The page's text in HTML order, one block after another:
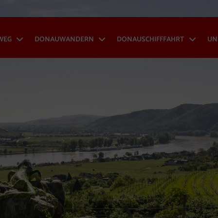
Donauradweg - Menü öffnen
DONAUWANDERN Donauwandern -
DONAUSCHIFFFAHRT